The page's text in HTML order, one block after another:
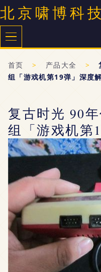
北京啸博科
首页 > 产品大全 >
组「游戏机第19弹」深度
复古时光 90
组「游戏机第